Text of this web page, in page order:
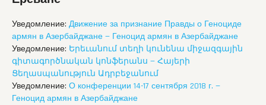
Уведомление: Движение за признание Правды о Геноциде
армян в Азербайджане — Геноцид армян в Азербайджане
Уведомление: Երեւանում տեղի կունենա միջազգային
գիտագործնական կոնֆերանս — Հայերի
Ցեղասպանություն Ադրբեջանում
Уведомление: О конференции 14-17 сентября 2018 г. —
Геноцид армян в Азербайджане